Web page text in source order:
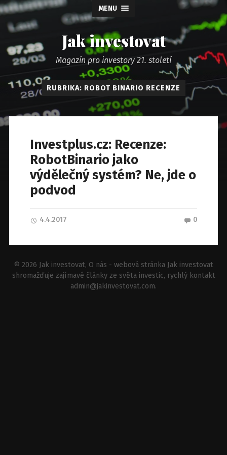
MENU
Jak investovat
Magazín pro investory 21. století
RUBRIKA: ROBOT BINARIO RECENZE
Investplus.cz: Recenze:
RobotBinario jako
výdělečný systém? Ne, jde o
podvod
4.4.2017 0
© 2026 Jak investovat, O nás - webová stránka Jak investovat
shromažďuje zajímavé články ze světa investic, rychlý kontakt
admin@jakinvestovat.com.